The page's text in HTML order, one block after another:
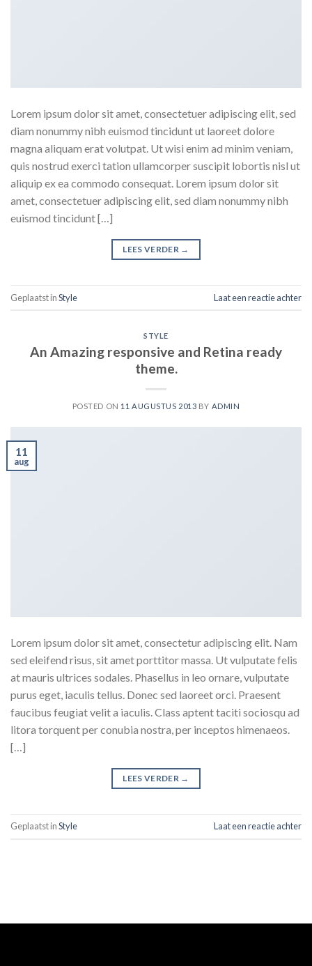
Lorem ipsum dolor sit amet, consectetuer adipiscing elit, sed
diam nonummy nibh euismod tincidunt ut laoreet dolore
magna aliquam erat volutpat. Ut wisi enim ad minim veniam,
quis nostrud exerci tation ullamcorper suscipit lobortis nisl ut
aliquip ex ea commodo consequat. Lorem ipsum dolor sit
amet, consectetuer adipiscing elit, sed diam nonummy nibh
euismod tincidunt […]
LEES VERDER →
Geplaatst inStyle Laat een reactie achter
STYLE
An Amazing responsive and Retina ready
theme.
POSTED ON 11 AUGUSTUS 2013 BY ADMIN
11
aug
Lorem ipsum dolor sit amet, consectetur adipiscing elit. Nam
sed eleifend risus, sit amet porttitor massa. Ut vulputate felis
at mauris ultrices sodales. Phasellus in leo ornare, vulputate
purus eget, iaculis tellus. Donec sed laoreet orci. Praesent
faucibus feugiat velit a iaculis. Class aptent taciti sociosqu ad
litora torquent per conubia nostra, per inceptos himenaeos.
[…]
LEES VERDER →
Geplaatst inStyle Laat een reactie achter